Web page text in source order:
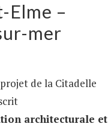
Elme –
mer
de la Citadelle
architecturale et